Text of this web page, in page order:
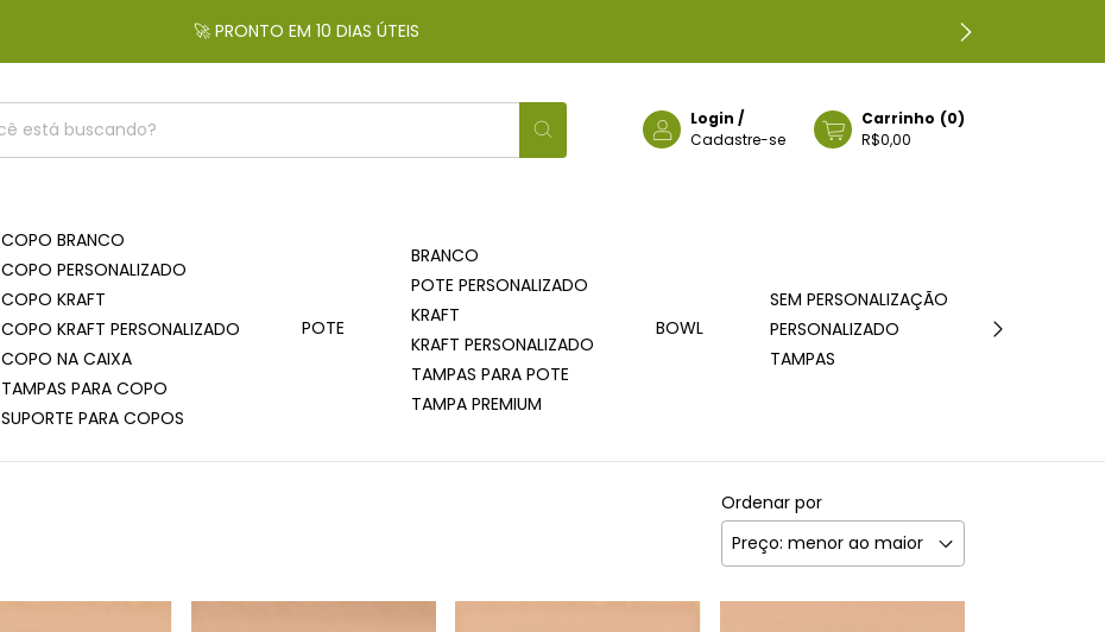
🚀 PRONTO EM 10 DIAS ÚTEIS
Login /
Cadastre-se
Carrinho (0)
R$0,00
COPO BRANCO
COPO PERSONALIZADO
COPO KRAFT
COPO KRAFT PERSONALIZADO
COPO NA CAIXA
TAMPAS PARA COPO
SUPORTE PARA COPOS
POTE
BRANCO
POTE PERSONALIZADO
KRAFT
KRAFT PERSONALIZADO
TAMPAS PARA POTE
TAMPA PREMIUM
BOWL
SEM PERSONALIZAÇÃO
PERSONALIZADO
TAMPAS
Ordenar por